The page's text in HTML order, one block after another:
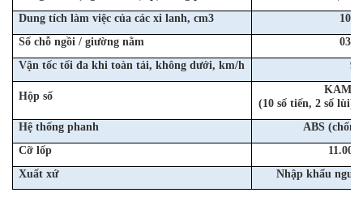
Dung tích làm việc của các xi lanh, cm3
Số chỗ ngồi / giường nằm
03 /
Vận tốc tối đa khi toàn tải, không dưới, km/h
90
Hộp số
(10 số tiến, 2 số lùi)
Hệ thống phanh
ABS
Cỡ lốp
11.00
Xuất xứ
Nhập khẩu